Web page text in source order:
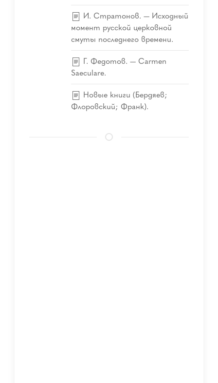
И. Стратонов. — Исходный
момент русской церковной
смуты последнего времени.
Г. Федотов. — Carmen
Saeculare.
Новые книги (Бердяев;
Флоровский; Франк).